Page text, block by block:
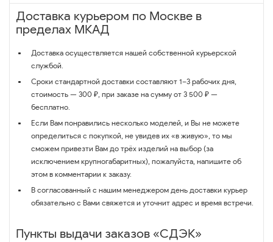
Доставка курьером по Москве в
пределах МКАД
Доставка осуществляется нашей собственной курьерской
службой.
Сроки стандартной доставки составляют 1–3 рабочих дня,
стоимость — 300 ₽, при заказе на сумму от 3 500 ₽ —
бесплатно.
Если Вам понравились несколько моделей, и Вы не можете
определиться с покупкой, не увидев их «в живую», то мы
сможем привезти Вам до трёх изделий на выбор (за
исключением крупногабаритных), пожалуйста, напишите об
этом в комментарии к заказу.
В согласованный с нашим менеджером день доставки курьер
обязательно с Вами свяжется и уточнит адрес и время встречи.
Пункты выдачи заказов «СДЭК»